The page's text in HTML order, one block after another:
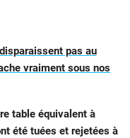
pas au
vraiment sous nos
table équivalent à
été tuées et rejetées à